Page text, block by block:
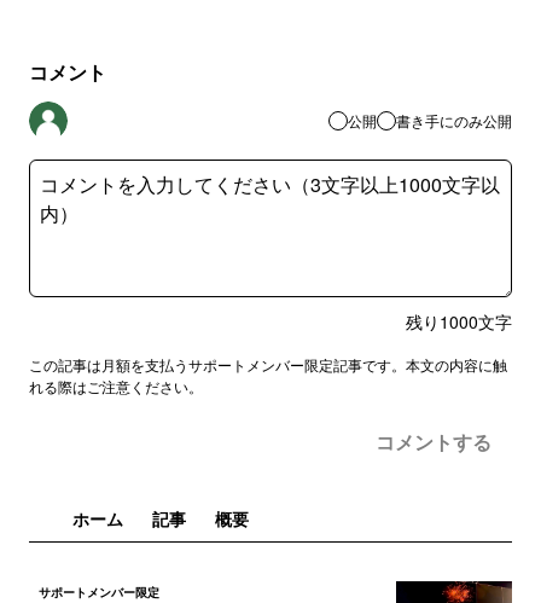
コメント
公開 書き手にのみ公開
残り 1000文字
この記事は月額を支払うサポートメンバー限定記事です。本文の内容に触
れる際はご注意ください。
コメントする
ホーム 記事 概要
サポートメンバー限定